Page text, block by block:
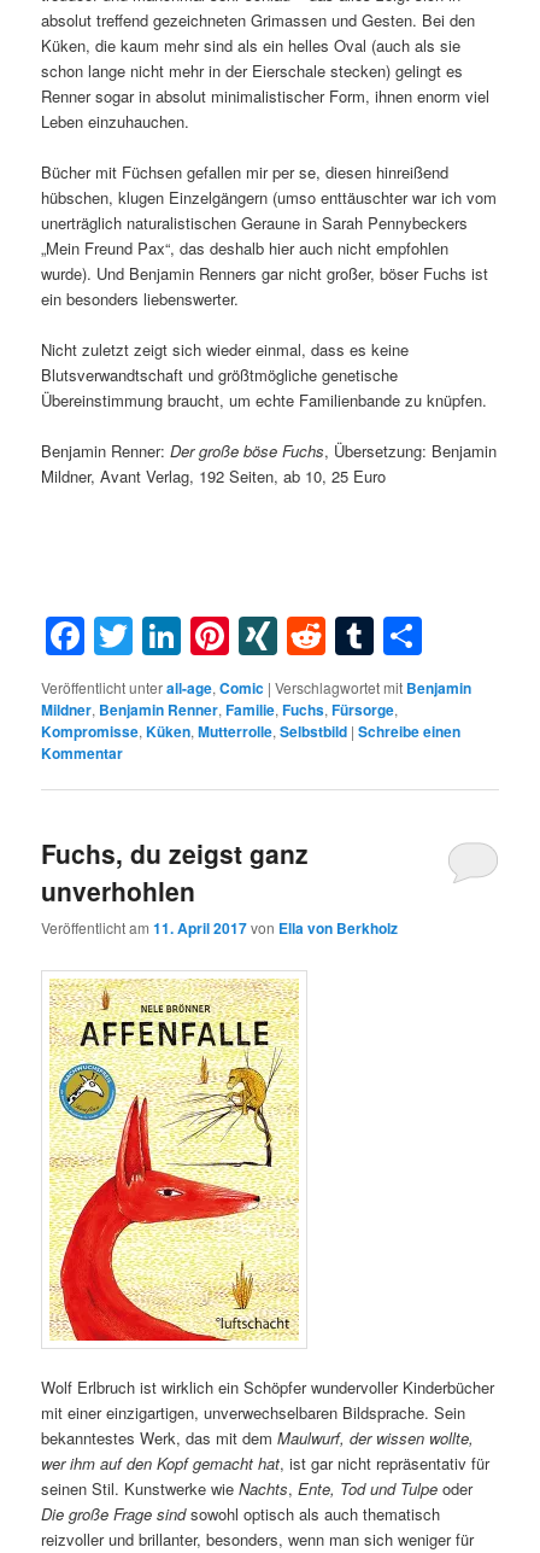
absolut treffend gezeichneten Grimassen und Gesten. Bei den
Küken, die kaum mehr sind als ein helles Oval (auch als sie
schon lange nicht mehr in der Eierschale stecken) gelingt es
Renner sogar in absolut minimalistischer Form, ihnen enorm viel
Leben einzuhauchen.
Bücher mit Füchsen gefallen mir per se, diesen hinreißend
hübschen, klugen Einzelgängern (umso enttäuschter war ich vom
unerträglich naturalistischen Geraune in Sarah Pennybeckers
„Mein Freund Pax“, das deshalb hier auch nicht empfohlen
wurde). Und Benjamin Renners gar nicht großer, böser Fuchs ist
ein besonders liebenswerter.
Nicht zuletzt zeigt sich wieder einmal, dass es keine
Blutsverwandtschaft und größtmögliche genetische
Übereinstimmung braucht, um echte Familienbande zu knüpfen.
Benjamin Renner:Der große böse Fuchs, Übersetzung: Benjamin
Mildner, Avant Verlag, 192 Seiten, ab 10, 25 Euro
Facebook
Twitter
LinkedIn
Pinterest
XINGRedditTumblr
Veröffentlicht unterall-age,Comic |Verschlagwortet mit Benjamin
Mildner, Benjamin Renner,Familie,Fuchs,Fürsorge,
Kompromisse,Küken,Mutterrolle,Selbstbild |Schreibe einen
Kommentar
Fuchs, du zeigst ganz
unverhohlen
Veröffentlicht am11. April 2017von Ella von Berkholz
Wolf Erlbruch ist wirklich ein Schöpfer wundervoller Kinderbücher
mit einer einzigartigen, unverwechselbaren Bildsprache. Sein
bekanntestes Werk, das mit demMaulwurf, der wissen wollte,
wer ihm auf den Kopf gemacht hat, ist gar nicht repräsentativ für
seinen Stil. Kunstwerke wieNachts,Ente, Tod und Tulpe oder
Die große Frage sindsowohl optisch als auch thematisch
reizvoller und brillanter, besonders, wenn man sich weniger für